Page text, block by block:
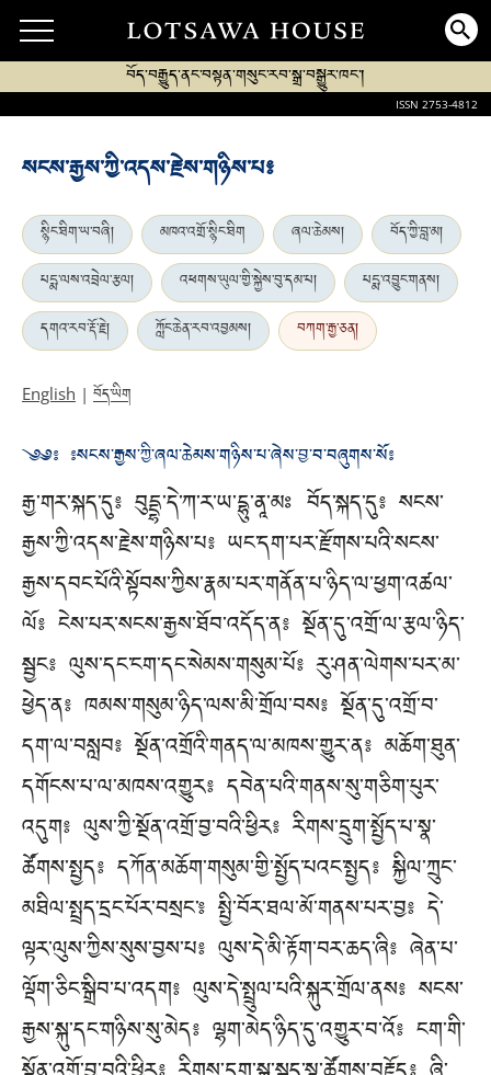
བོད་བརྒྱུད་ནང་བསྟན་གསུང་རབ་སྒྲ་བསྒྱུར་ཁང་།
ISSN 2753-4812
སངས་རྒྱས་ཀྱི་འདས་རྗེས་གཉིས་པ༔
སྙིང་ཐིག་ཡ་བཞི། མཁའ་འགྲོ་སྙིང་ཐིག ཞལ་ཆེམས།
བོད་ཀྱི་བླ་མ།
པདྨ་ལས་འབྲེལ་རྩལ།
འཕགས་ཡུལ་གྱི་སྐྱེས་བུ་དམ་པ།
པདྨ་འབྱུང་གནས།
དགའ་རབ་རྡོ་རྗེ།
ཀློང་ཆེན་རབ་འབྱམས། བཀག་རྒྱ་ཅན།
English | བོད་ཡིག
༄༅༔ ༔སངས་རྒྱས་ཀྱི་ཞལ་ཆེམས་གཉིས་པ་ཞེས་བྱ་བ་བཞུགས་སོ༔
རྒྱ་གར་སྐད་དུ༔ བུདྡྷ་དེ་ཀ་ར་ཡ་དྷུ་ནཱ་མཿ བོད་སྐད་དུ༔ སངས་
རྒྱས་ཀྱི་འདས་རྗེས་གཉིས་པ༔ ཡང་དག་པར་རྫོགས་པའི་སངས་
རྒྱས་དབང་པོའི་སྟོབས་ཀྱིས་རྣམ་པར་གནོན་པ་ཉིད་ལ་ཕྱག་འཚལ་
ལོ༔ ངེས་པར་སངས་རྒྱས་ཐོབ་འདོད་ན༔ སྔོན་དུ་འགྲོ་ལ་རྩལ་ཉིད་
སྦྱང༔ ལུས་དང་ངག་དང་སེམས་གསུམ་པོ༔ རུ་ཤན་ལེགས་པར་མ་
ཕྱེད་ན༔ ཁམས་གསུམ་ཉིད་ལས་མི་གྲོལ་བས༔ སྔོན་དུ་འགྲོ་བ་
དག་ལ་བསླབ༔ སྔོན་འགྲོའི་གནད་ལ་མཁས་གྱུར་ན༔ མཆོག་ཐུན་
དགོངས་པ་ལ་མཁས་འགྱུར༔ དབེན་པའི་གནས་སུ་གཅིག་པུར་
འདུག༔ ལུས་ཀྱི་སྔོན་འགྲོ་བྱ་བའི་ཕྱིར༔ རིགས་དྲུག་སྤྱོད་པ་སྣ་
ཚོགས་སྤྱད༔ དཀོན་མཆོག་གསུམ་གྱི་སྤྱོད་པའང་སྤྱད༔ སྐྱིལ་ཀྲུང་
མཐིལ་སྤྲད་དྲང་པོར་བསྲང་༔ སྤྱི་བོར་ཐལ་མོ་གནས་པར་བྱ༔ དེ་
ལྟར་ལུས་ཀྱིས་སུས་བྱས་པ༔ ལུས་དེ་མི་རྟོག་བར་ཆད་ཞི༔ ཞེན་པ་
ལྡོག་ཅིང་སྒྲིབ་པ་འདག༔ ལུས་དེ་སྤྲུལ་པའི་སྐུར་གྲོལ་ནས༔ སངས་
རྒྱས་སྐུ་དང་གཉིས་སུ་མེད༔ ལྷག་མེད་ཉིད་དུ་འགྱུར་བ་འོ༔ ངག་གི་